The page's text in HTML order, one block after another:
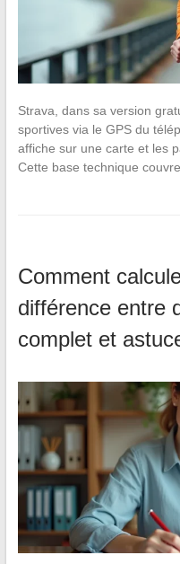
Strava, dans sa version
sportives via le GPS du
affiche sur une carte et les
Cette base technique
Comment
différence entre
complet et